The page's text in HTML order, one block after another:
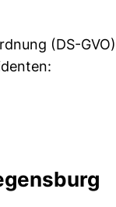
(DS-